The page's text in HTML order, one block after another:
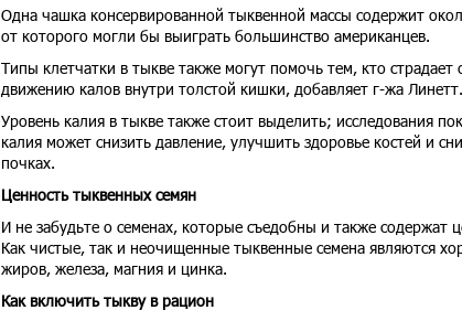
Одна чашка консервированной тыквенной массы содержит
от которого могли бы выиграть большинство американцев.
Типы клетчатки в тыкве также могут помочь тем, кто
движению калов внутри толстой кишки, добавляет г-жа Линетт.
Уровень калия в тыкве также стоит выделить; исследования
калия может снизить давление, улучшить здоровье костей и
почках.
Ценность тыквенных семян
И не забудьте о семенах, которые съедобны и также содержат
Как чистые, так и неочищенные тыквенные семена являются
жиров, железа, магния и цинка.
Как включить тыкву в рацион